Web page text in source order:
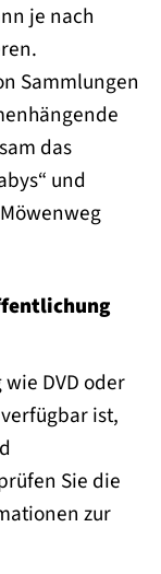
je nach
Sammlungen
das
und
DVD oder
ist,
Sie die
zur